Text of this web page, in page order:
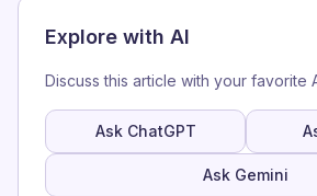
Explore with AI
Discuss this article with your favorite
Ask ChatGPT
Ask Gemini